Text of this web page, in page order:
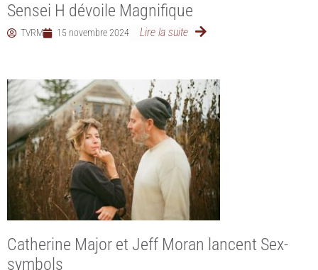
Sensei H dévoile Magnifique
TVRM 15 novembre 2024 Lire la suite
Catherine Major et Jeff Moran lancent Sex-
symbols